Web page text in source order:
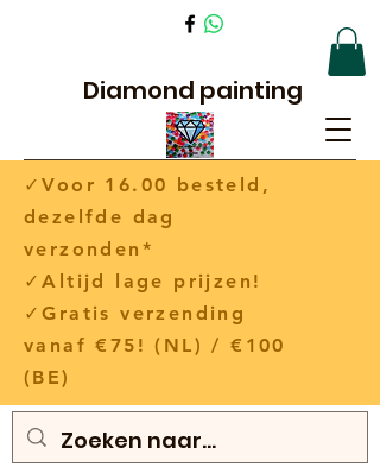
Diamond painting
✓Voor 16.00 besteld,
dezelfde dag
verzonden*
✓Altijd lage prijzen!
✓Gratis verzending
vanaf €75! (NL) / €100
(BE)